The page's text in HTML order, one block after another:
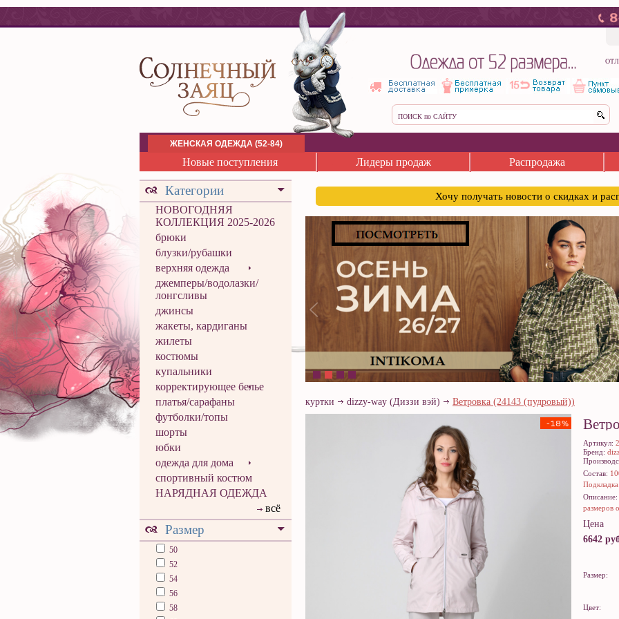
ЖЕНСКАЯ ОДЕЖДА (52-84)
Новые поступления Лидеры продаж Распродажа
Категории
НОВОГОДНЯЯ
КОЛЛЕКЦИЯ 2025-2026
брюки
блузки/рубашки
верхняя одежда
джемперы/водолазки/
лонгсливы
джинсы
жакеты, кардиганы
жилеты
костюмы
купальники
корректирующее белье
платья/сарафаны
футболки/топы
шорты
юбки
одежда для дома
спортивный костюм
НАРЯДНАЯ ОДЕЖДА
всё
Размер
50
52
54
56
58
Хочу получать новости о скидках и
куртки dizzy-way (Диззи вэй) Ветровка (24143 (пудровый))
-18%
Артикул:
Бренд:
Состав:
Описание:
размеров
Цена
6642
Размер:
Цвет: